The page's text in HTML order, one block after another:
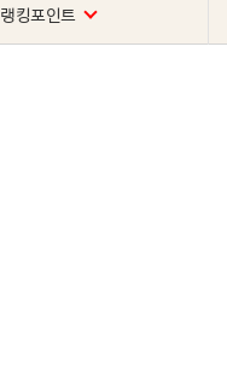
랭킹포인트